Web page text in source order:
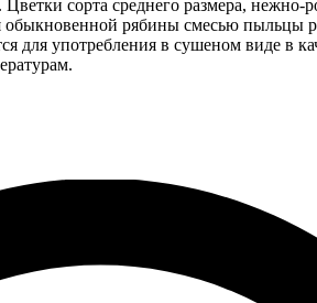
сорта среднего размера, нежно-
рябины смесью пыльцы
для употребления в сушеном виде в